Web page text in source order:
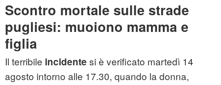
Scontro mortale sulle strade
pugliesi: muoiono mamma e
figlia
Il terribile incidente si è verificato martedì 14
agosto intorno alle 17.30, quando la donna,